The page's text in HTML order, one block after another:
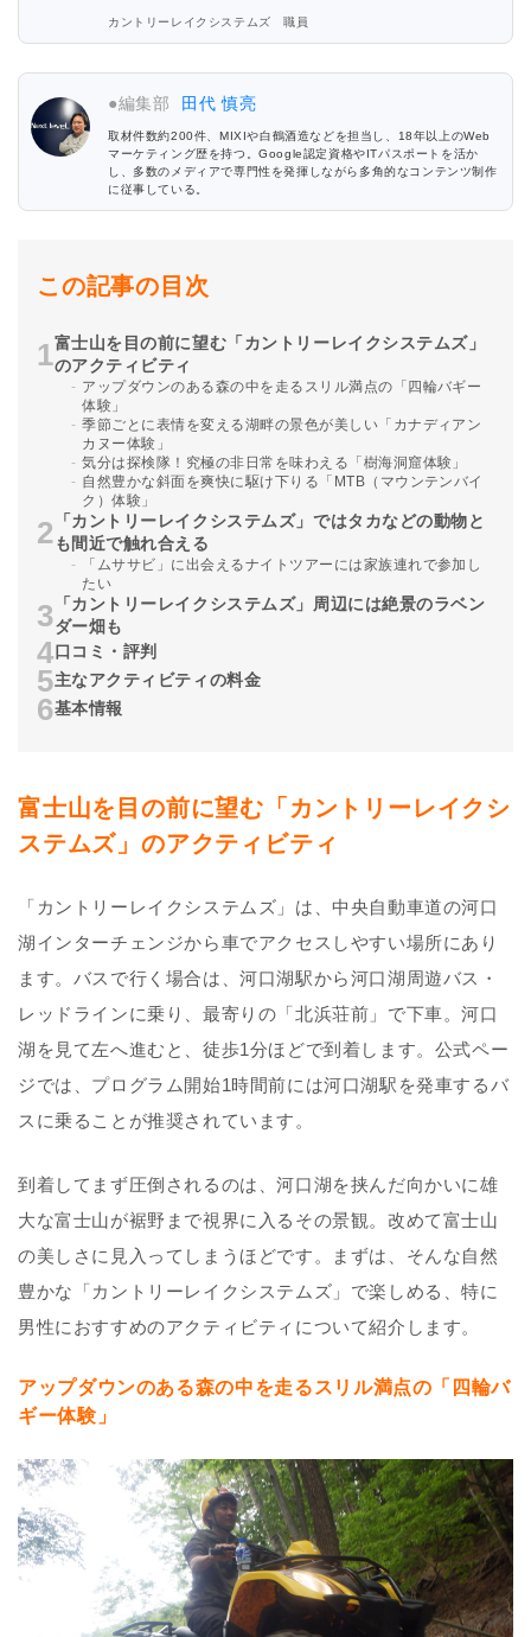
カントリーレイクシステムズ 職員
●編集部 田代 慎亮
取材件数約200件、MIXIや白鶴酒造などを担当し、18年以上のWeb
マーケティング歴を持つ。Google認定資格やITパスポートを活か
し、多数のメディアで専門性を発揮しながら多角的なコンテンツ制作
に従事している。
この記事の目次
富士山を目の前に望む「カントリーレイクシステムズ」
のアクティビティ
アップダウンのある森の中を走るスリル満点の「四輪バギー
体験」
季節ごとに表情を変える湖畔の景色が美しい「カナディアン
カヌー体験」
気分は探検隊！究極の非日常を味わえる「樹海洞窟体験」
自然豊かな斜面を爽快に駆け下りる「MTB（マウンテンバイ
ク）体験」
「カントリーレイクシステムズ」ではタカなどの動物と
も間近で触れ合える
「ムササビ」に出会えるナイトツアーには家族連れで参加し
たい
「カントリーレイクシステムズ」周辺には絶景のラベン
ダー畑も
口コミ・評判
主なアクティビティの料金
基本情報
富士山を目の前に望む「カントリーレイクシ
ステムズ」のアクティビティ
「カントリーレイクシステムズ」は、中央自動車道の河口
湖インターチェンジから車でアクセスしやすい場所にあり
ます。バスで行く場合は、河口湖駅から河口湖周遊バス・
レッドラインに乗り、最寄りの「北浜荘前」で下車。河口
湖を見て左へ進むと、徒歩1分ほどで到着します。公式ペー
ジでは、プログラム開始1時間前には河口湖駅を発車するバ
スに乗ることが推奨されています。
到着してまず圧倒されるのは、河口湖を挟んだ向かいに雄
大な富士山が裾野まで視界に入るその景観。改めて富士山
の美しさに見入ってしまうほどです。まずは、そんな自然
豊かな「カントリーレイクシステムズ」で楽しめる、特に
男性におすすめのアクティビティについて紹介します。
アップダウンのある森の中を走るスリル満点の「四輪バ
ギー体験」